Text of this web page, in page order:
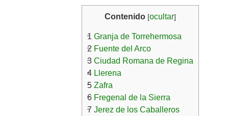
Contenido [ocultar]
1 Granja de Torrehermosa
2 Fuente del Arco
3 Ciudad Romana de Regina
4 Llerena
5 Zafra
6 Fregenal de la Sierra
7 Jerez de los Caballeros